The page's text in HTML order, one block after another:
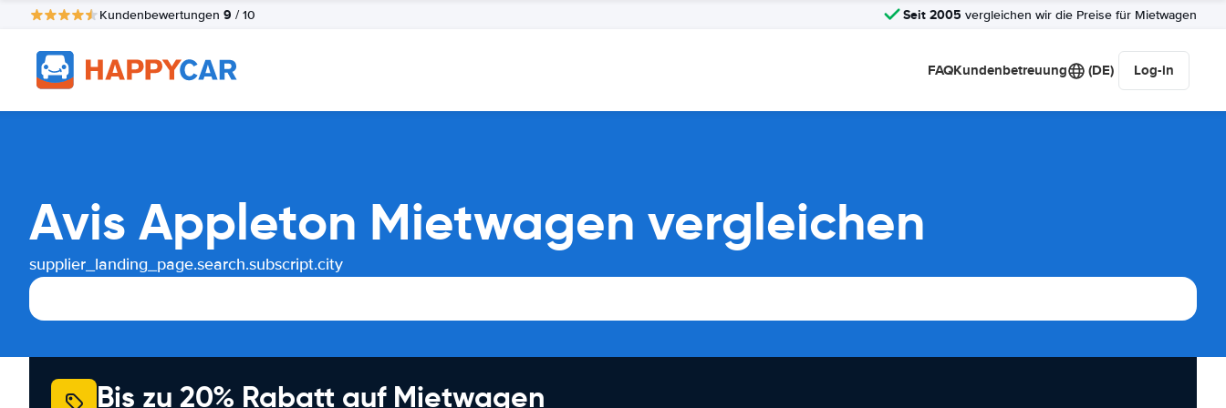
Kundenbewertungen 9 / 10 Seit 2005 vergleichen wir die Preise für Mietwagen
FAQKundenbetreuung (DE) Log-in
Avis Appleton Mietwagen vergleichen
supplier_landing_page.search.subscript.city
Bis zu 20% Rabatt auf Mietwagen